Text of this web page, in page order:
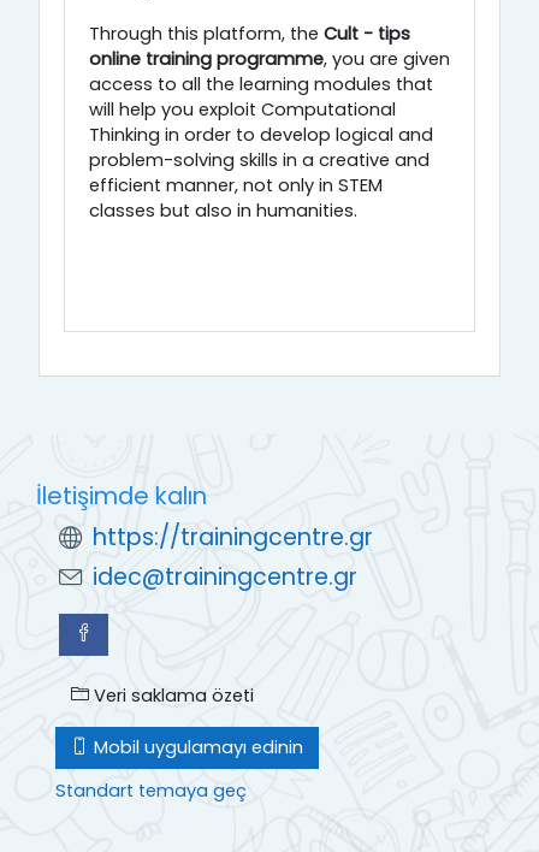
Through this platform, the Cult - tips
online training programme, you are given
access to all the learning modules that
will help you exploit Computational
Thinking in order to develop logical and
problem-solving skills in a creative and
efficient manner, not only in STEM
classes but also in humanities.
İletişimde kalın
https://trainingcentre.gr
idec@trainingcentre.gr
Veri saklama özeti
Mobil uygulamayı edinin
Standart temaya geç